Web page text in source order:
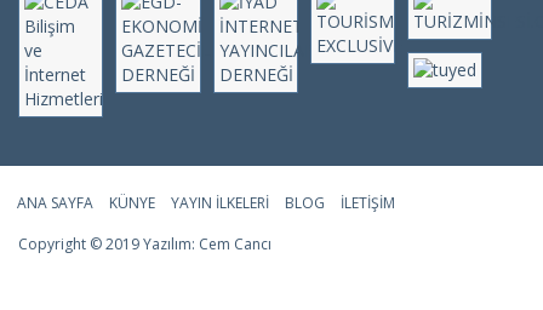
ANA SAYFA KÜNYE YAYIN İLKELERI BLOG
İLETIŞIM
Copyright © 2019 Yazılım: Cem Cancı